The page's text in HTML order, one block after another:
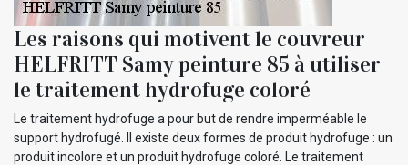
Les raisons qui motivent le couvreur
HELFRITT Samy peinture 85 à utiliser
le traitement hydrofuge coloré
Le traitement hydrofuge a pour but de rendre imperméable le
support hydrofugé. Il existe deux formes de produit hydrofuge : un
produit incolore et un produit hydrofuge coloré. Le traitement